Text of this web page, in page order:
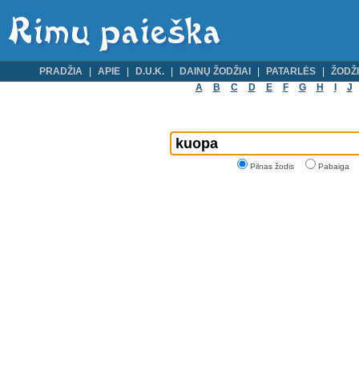
PRADŽIA APIE D.U.K. DAINŲ ŽODŽIAI PATARLĖS
A
B C D E F G H J
Pilnas žodis Pabaiga